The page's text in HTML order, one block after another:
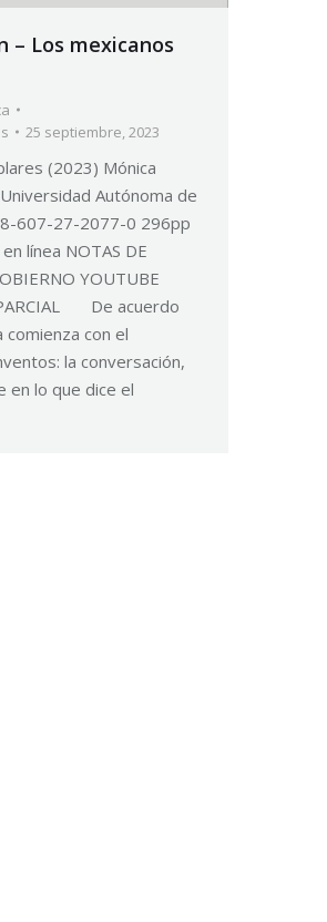
– Los mexicanos
25 septiembre, 2023
(2023) Mónica
Autónoma de
607-27-2077-0 296pp
línea NOTAS DE
YOUTUBE
De acuerdo
con el
la conversación,
en lo que dice el